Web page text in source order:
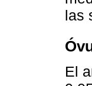
las
El